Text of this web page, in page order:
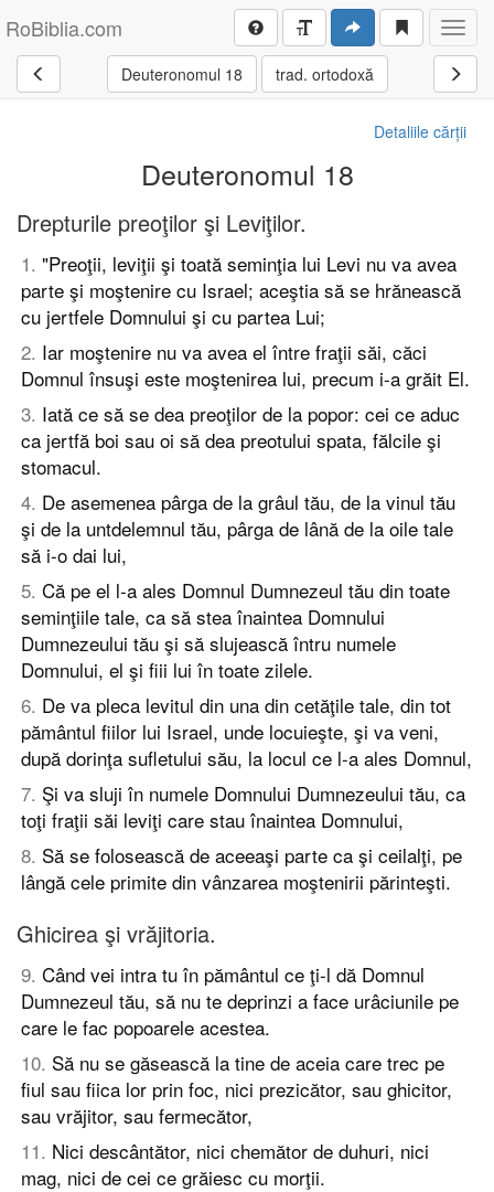
RoBiblia.com
Deuteronomul 18 trad. ortodoxă
Detaliile cărții
Deuteronomul 18
Drepturile preoţilor şi Leviţilor.
1. "Preoţii, leviţii şi toată seminţia lui Levi nu va avea
parte şi moştenire cu Israel; aceştia să se hrănească
cu jertfele Domnului şi cu partea Lui;
2. Iar moştenire nu va avea el între fraţii săi, căci
Domnul însuşi este moştenirea lui, precum i-a grăit El.
3. Iată ce să se dea preoţilor de la popor: cei ce aduc
ca jertfă boi sau oi să dea preotului spata, fălcile şi
stomacul.
4. De asemenea pârga de la grâul tău, de la vinul tău
şi de la untdelemnul tău, pârga de lână de la oile tale
să i-o dai lui,
5. Că pe el l-a ales Domnul Dumnezeul tău din toate
seminţiile tale, ca să stea înaintea Domnului
Dumnezeului tău şi să slujească întru numele
Domnului, el şi fiii lui în toate zilele.
6. De va pleca levitul din una din cetăţile tale, din tot
pământul fiilor lui Israel, unde locuieşte, şi va veni,
după dorinţa sufletului său, la locul ce l-a ales Domnul,
7. Şi va sluji în numele Domnului Dumnezeului tău, ca
toţi fraţii săi leviţi care stau înaintea Domnului,
8. Să se folosească de aceeaşi parte ca şi ceilalţi, pe
lângă cele primite din vânzarea moştenirii părinteşti.
Ghicirea şi vrăjitoria.
9. Când vei intra tu în pământul ce ţi-l dă Domnul
Dumnezeul tău, să nu te deprinzi a face urâciunile pe
care le fac popoarele acestea.
10. Să nu se găsească la tine de aceia care trec pe
fiul sau fiica lor prin foc, nici prezicător, sau ghicitor,
sau vrăjitor, sau fermecător,
11. Nici descântător, nici chemător de duhuri, nici
mag, nici de cei ce grăiesc cu morţii.